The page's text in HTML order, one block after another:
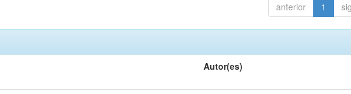
anterior 1
Autor(es)